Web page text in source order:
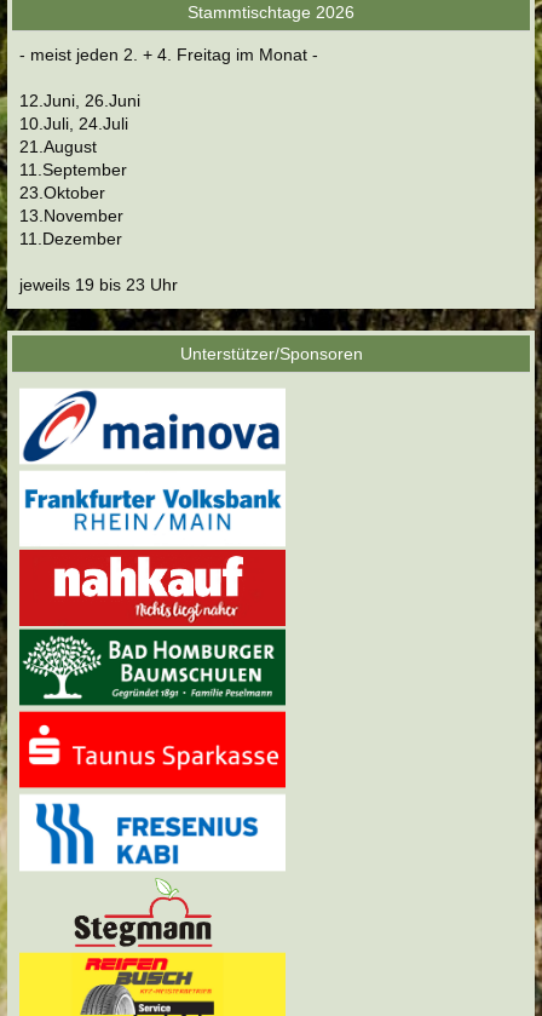
Stammtischtage 2026
- meist jeden 2. + 4. Freitag im Monat -
12.Juni, 26.Juni
10.Juli, 24.Juli
21.August
11.September
23.Oktober
13.November
11.Dezember
jeweils 19 bis 23 Uhr
Unterstützer/Sponsoren